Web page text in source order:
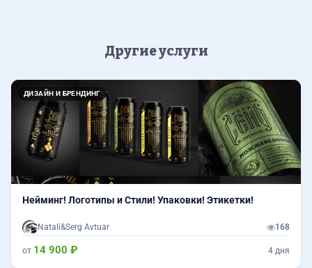
Другие услуги
ДИЗАЙН И БРЕНДИНГ
Назад
Нейминг! Логотипы и Стили! Упаковки! Этикетки!
Natali&Serg Avtuar 168
от 14 900 ₽ 4 дня